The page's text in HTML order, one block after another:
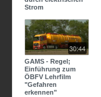
Strom
30:44
GAMS - Regel;
Einführung zum
ÖBFV Lehrfilm
"Gefahren
erkennen"